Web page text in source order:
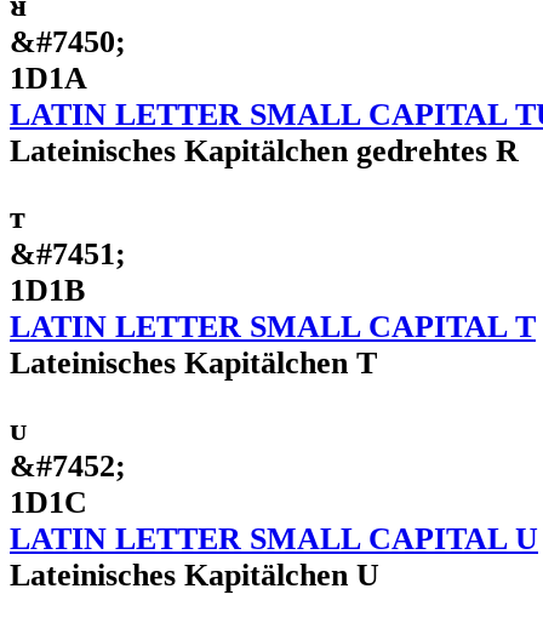
&#7450;
1D1A
LATIN LETTER SMALL CAPITAL
Lateinisches Kapitälchen gedrehtes R
ᴛ
&#7451;
1D1B
LATIN LETTER SMALL CAPITAL T
Lateinisches Kapitälchen T
ᴜ
&#7452;
1D1C
LATIN LETTER SMALL CAPITAL U
Lateinisches Kapitälchen U